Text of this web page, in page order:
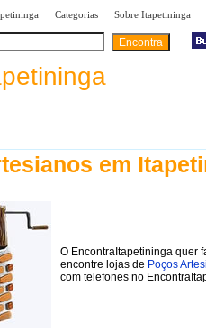
Categorias Sobre Itapetininga
em
O EncontraItapetininga quer
encontre lojas de Poços
com telefones no